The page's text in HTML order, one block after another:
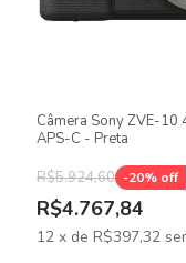
Câmera Sony ZVE-10
APS-C - Preta
R$5.924,60 -20% off
R$4.767,84
12 x de R$397,32